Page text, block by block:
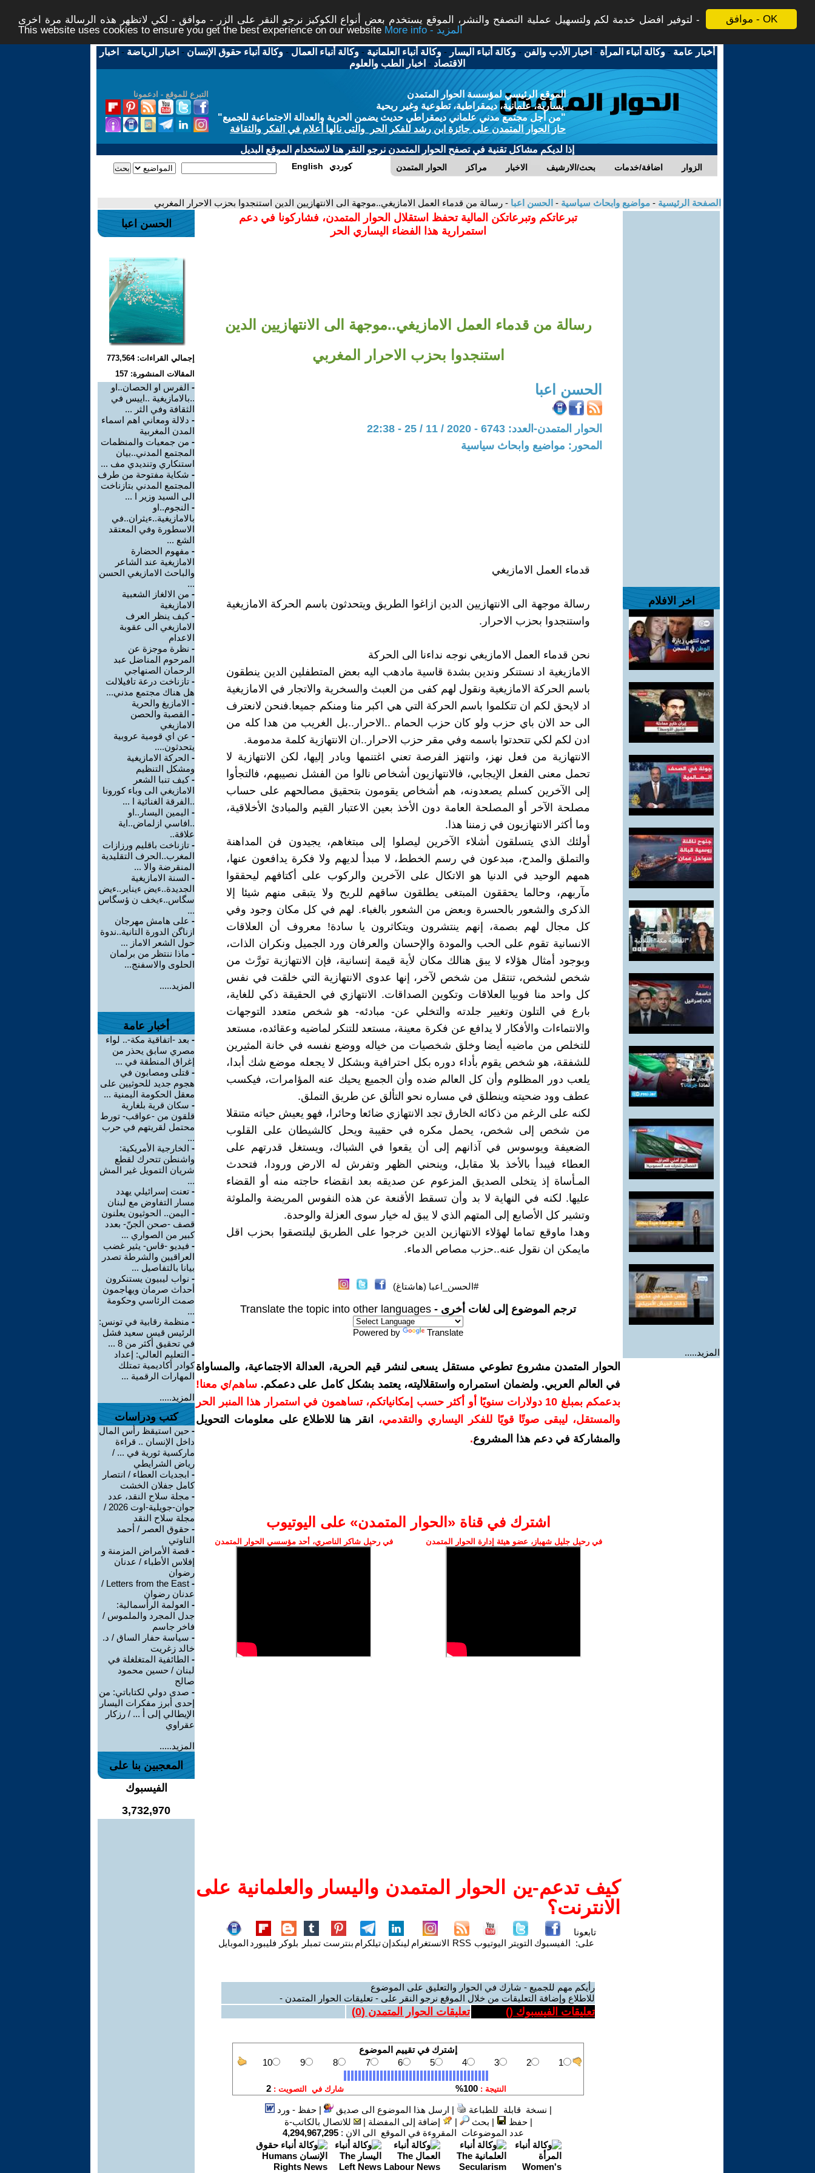
موافق - OK
لتوفير افضل خدمة لكم ولتسهيل عملية التصفح والنشر، الموقع يستخدم بعض أنواع الكوكيز نرجو النقر على الزر - موافق - لكي لاتظهر هذه الرسالة مرة اخرى -
This website uses cookies to ensure you get the best experience on our website
More info - المزيد
أخبار عامة -وكالة أنباء المرأة - اخبار الأدب والفن -وكالة أنباء اليسار -وكالة أنباء العلمانية -وكالة أنباء العمال -وكالة أنباء حقوق الإنسان - اخبار الرياضة - اخبار
الاقتصاد - اخبار الطب والعلوم
التبرع للموقع - ادعمونا
الموقع الرئيسي لمؤسسة الحوار المتمدن
يسارية، علمانية، ديمقراطية، تطوعية وغير ربحية
"من أجل مجتمع مدني علماني ديمقراطي حديث يضمن الحرية والعدالة الاجتماعية للجميع"
حاز الحوار المتمدن على جائزة ابن رشد للفكر الحر والتى نالها أعلام في الفكر والثقافة
إذا لديكم مشاكل تقنية في تصفح الحوار المتمدن نرجو النقر هنا لاستخدام الموقع البديل
الحوار المتمدن مراكز الاخبار بحث/الارشيف اضافة/خدمات الزوار English كوردي
الصفحة الرئيسية - مواضيع وابحاث سياسية - الحسن اعبا - رسالة من قدماء العمل الامازيغي..موجهة الى الانتهازيين الدين استنجدوا بحزب الاحرار المغربي
اخر الافلام
المزيد.....
تبرعاتكم وتبرعاتكن المالية تحفظ استقلال الحوار المتمدن، فشاركونا في دعم
استمرارية هذا الفضاء اليساري الحر
رسالة من قدماء العمل الامازيغي..موجهة الى الانتهازيين الدين
استنجدوا بحزب الاحرار المغربي
الحسن اعبا
الحوار المتمدن-العدد: 6743 - 2020 / 11 / 25 - 22:38
المحور: مواضيع وابحاث سياسية
قدماء العمل الامازيغي
رسالة موجهة الى الانتهازيين الدين ازاغوا الطريق ويتحدثون باسم الحركة الامازيغية
واستنجدوا بحزب الاحرار.
نحن قدماء العمل الامازيغي نوجه نداءنا الى الحركة
الامازيغية اد نستنكر وندين بشدة قاسية مادهب اليه بعض المتطفلين الدين ينطقون
باسم الحركة الامازيغية ونقول لهم كفى من العبث والسخرية والاتجار في الامازيغية
اد لايحق لكم ان تتكلموا باسم الحركة التي هي اكبر منا ومنكم جميعا.فنحن لانعترف
الى حد الان باي حزب ولو كان حزب الحمام ..الاحرار..بل الغريب من هدا كله من
ادن لكم لكي تتحدتوا باسمه وفي مقر حزب الاحرار..ان الانتهازية كلمة مدمومة.
الانتهازية من فعل نهز، وانتهز الفرصة تعني اغتنمها وبادر إليها، لكن الانتهازية لا
تحمل معنى الفعل الإيجابي، فالانتهازيون أشخاص نالوا من الفشل نصيبهم، فالتجأوا
إلى الآخرين كسلم يصعدونه، هم أشخاص يقومون بتحقيق مصالحهم على حساب
مصلحة الآخر أو المصلحة العامة دون الأخذ بعين الاعتبار القيم والمبادئ الأخلاقية،
وما أكثر الانتهازيون في زمننا هذا.
أولئك الذي يتسلقون أشلاء الآخرين ليصلوا إلى مبتغاهم، يجيدون فن المداهنة
والتملق والمدح، مبدعون في رسم الخطط، لا مبدأ لديهم ولا فكرة يدافعون عنها،
همهم الوحيد في الدنيا هو الاتكال على الآخرين والركوب على أكتافهم ليحققوا
مآربهم، وحالما يحققون المبتغى يطلقون ساقهم للريح ولا يتبقى منهم شيئا إلا
الذكرى والشعور بالحسرة وبعض من الشعور بالغباء. لهم في كل مكان وجود وفي
كل مجال لهم بصمة، إنهم ينتشرون ويتكاثرون يا سادة! معروف أن العلاقات
الانسانية تقوم على الحب والمودة والإحسان والعرفان ورد الجميل ونكران الذات،
وبوجود أمثال هؤلاء لا يبق هنالك مكان لأية قيمة إنسانية، فإن الانتهازية تورَّث من
شخص لشخص، تنتقل من شخص لآخر، إنها عدوى الانتهازية التي خلقت في نفس
كل واحد منا فوبيا العلاقات وتكوين الصداقات. الانتهازي في الحقيقة ذكي للغاية،
بارع في التلون وتغيير جلدته والتخلي عن- مبادئه- هو شخص متعدد التوجهات
والانتماءات والأفكار لا يدافع عن فكرة معينة، مستعد للتنكر لماضيه وعقائده، مستعد
للتخلص من ماضيه أيضا وخلق شخصيات من خياله ووضع نفسه في خانة المثيرين
للشفقة، هو شخص يقوم بأداء دوره بكل احترافية وبشكل لا يجعله موضع شك أبدا،
يلعب دور المظلوم وأن كل العالم ضده وأن الجميع يحيك عنه المؤامرات، فيكسب
عطف وود ضحيته وينطلق في مساره نحو التألق عن طريق التملق.
لكنه على الرغم من ذكائه الخارق تجد الانتهازي ضائعا وحائرا، فهو يعيش حياته متنقلا
من شخص إلى شخص، يحمل مكره في حقيبة ويحل كالشيطان على القلوب
الضعيفة ويوسوس في آذانهم إلى أن يقعوا في الشباك، ويستغل قدرتهم على
العطاء فيبدأ بالأخذ بلا مقابل، وينحني الظهر وتفرش له الارض ورودا، فتحدث
المـأساة إذ يتخلى الصديق المزعوم عن صديقه بعد انقضاء حاجته منه أو القضاء
عليها. لكنه في النهاية لا بد وأن تسقط الأقنعة عن هذه النفوس المريضة والملوثة
وتشير كل الأصابع إلى المتهم الذي لا يبق له خيار سوى العزلة والوحدة.
وهدا ماوقع تماما لهؤلاء الانتهازين الدين خرجوا على الطريق ليلتصقوا بحزب اقل
مايمكن ان نقول عنه..حزب مصاص الدماء.
#الحسن_اعبا (هاشتاغ)
ترجم الموضوع إلى لغات أخرى - Translate the topic into other languages
Powered by Translate
الحوار المتمدن مشروع تطوعي مستقل يسعى لنشر قيم الحرية، العدالة الاجتماعية، والمساواة
في العالم العربي. ولضمان استمراره واستقلاليته، يعتمد بشكل كامل على دعمكم. ساهم/ي معنا!
بدعمكم بمبلغ 10 دولارات سنويًا أو أكثر حسب إمكانياتكم، تساهمون في استمرار هذا المنبر الحر
والمستقل، ليبقى صوتًا قويًا للفكر اليساري والتقدمي،
انقر هنا للاطلاع على معلومات التحويل
والمشاركة في دعم هذا المشروع.
اشترك في قناة ‫«الحوار المتمدن» على اليوتيوب
في رحيل جليل شهباز، عضو هيئة إدارة الحوار المتمدن في رحيل شاكر الناصري، أحد مؤسسي الحوار المتمدن
كيف تدعم-ين الحوار المتمدن واليسار والعلمانية على
الانترنت؟
تابعونا
على: الفيسبوك التويتر اليوتيوب RSS الانستغرام لينكدإنتيلكرام بنترست تمبلر بلوكر فليبورد الموبايل
رأيكم مهم للجميع - شارك في الحوار والتعليق على الموضوع
للاطلاع وإضافة التعليقات من خلال الموقع نرجو النقر على - تعليقات الحوار المتمدن -
تعليقات الفيسبوك () تعليقات الحوار المتمدن (0
)
| نسخة قابلة للطباعة | ارسل هذا الموضوع الى صديق |حفظ - ورد
|حفظ | بحث | إضافة إلى المفضلة |
للاتصال بالكاتب-ة
عدد الموضوعات المقروءة في الموقع الى الان : 4,294,967,295
الحسن اعبا
إجمالي القراءات: 773,564
المقالات المنشورة: 157
- الفرس او الحصان..او
..بالامازيغية ..اييس في
الثقافة وفي الثر ...
- دلالة ومعاني اهم اسماء
المدن المغربية
- من جمعيات والمنظمات
المجتمع المدني..بيان
استنكاري وتنديدي مف ...
- شكاية مفتوحة من طرف
المجتمع المدني بتازناخت
الى السيد وزير ا ...
- النجوم..او
بالامازيغية..ءيثران..في
الاسطورة وفي المعتقد
الشع ...
- مفهوم الحضارة
الامازيغية عند الشاعر
والباحث الامازيغي الحسن
...
- من الالغاز الشعبية
الامازيغية
-كيف ينظر العرف
الامازيغي الى عقوبة
الاعدام
- نظرة موجزة عن
المرحوم المناضل عبد
الرحمان الصنهاجي
- تازناخت درعة تافيلالت
هل هناك مجتمع مدني...
- الامازيغ والحرية
- القصبة والحصن
الامازيغي
- عن اي قومية عروبية
يتحدثون....
- الحركة الامازيغية
ومشكل التنظيم
-كيف تنبا الشعر
الامازيغي الى وباء كورونا
..الفرقة الغنائية ا ...
- اليمين اليسار..او
..افاسي ازلماض..اية
علاقة..
- تازناخت باقليم ورزازات
المغرب..الحرف التقليدية
المنقرضة والا ...
- السنة الامازيغية
الجديدة..ءيض ءيناير..ءيض
سگاس..ءيخف ن ؤسگاس
...
- على هامش مهرجان
ازناگن الدورة التانية..ندوة
حول الشعر الاماز ...
- ماذا ننتظر من برلمان
الحلوى والاسفنج...
المزيد.....
أخبار عامة
- بعد -اتفاقية مكة-.. لواء
مصري سابق يحذر من
إغراق المنطقة في ...
- قتلى ومصابون في
هجوم جديد للحوثيين على
معقل الحكومة اليمنية ...
- سكان قرية بلغارية
قلقون من -عواقب- تورط
محتمل لقريتهم في حرب
...
- الخارجية الأمريكية:
واشنطن تتحرك لقطع
شريان التمويل غير المش
...
- تعنت إسرائيلي يهدد
مسار التفاوض مع لبنان
- اليمن.. الحوثيون يعلنون
قصف -صحن الجنّ- بعدد
كبير من الصواري ...
- فيديو -قاس- يثير غضب
العراقيين والشرطة تصدر
بيانا بالتفاصيل ...
- نواب ليبيون يستنكرون
أحداث صرمان ويهاجمون
صمت الرئاسي وحكومة
...
- منظمة رقابية في تونس:
الرئيس قيس سعيد فشل
في تحقيق أكثر من 8 ...
- التعليم العالي: إعداد
كوادر أكاديمية تمتلك
المهارات الرقمية ...
المزيد.....
كتب ودراسات
- حين استيقظ رأس المال
داخل الإنسان .. قراءة
ماركسية ثورية في ... /
رياض الشرايطي
- ابجديات العطاء / انتصار
كامل جفلان الخشت
- مجلة سلاح النقد، عدد
جوان-جويلية-اوت 2026 /
مجلة سلاح النقد
- حقوق العصر / أحمد
التاوتي
- قصة الأمراض المزمنة و
إفلاس الأطباء / عدنان
رضوان
-
Letters from the East /
عدنان رضوان
- العولمة الرأسمالية:
جدل المجرد والملموس /
فاخر جاسم
- سياسة حفار الساق / د.
خالد زغريت
- الطائفية المتغلغلة في
لبنان / حسين محمود
صالح
- صدى دولي لكتاباتي: من
إحدى أبرز مفكرات اليسار
الإيطالي إلى أ ... / رزكار
عقراوي
المزيد.....
المعجبين بنا على
الفيسبوك
3,732,970